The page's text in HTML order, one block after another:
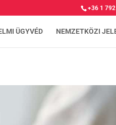
+36 1
ÜGYVÉD NEMZETKÖZI